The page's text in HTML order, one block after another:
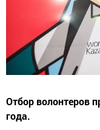
Отбор волонтеров
года.